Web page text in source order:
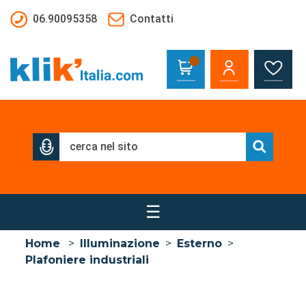
06.90095358
Contatti
☰
Home > Illuminazione > Esterno >
Plafoniere industriali